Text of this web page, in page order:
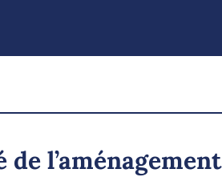
l’aménagement